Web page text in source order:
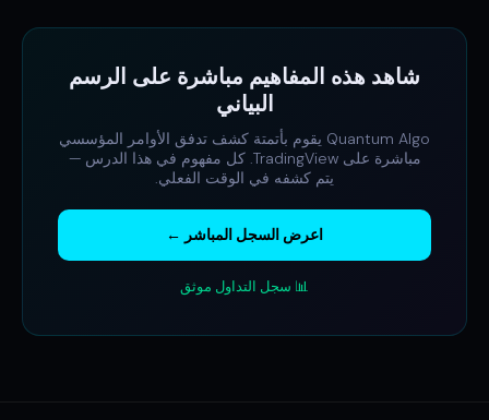
شاهد هذه المفاهيم مباشرة على الرسم
البياني
Quantum Algo يقوم بأتمتة كشف تدفق الأوامر المؤسسي
مباشرة على TradingView. كل مفهوم في هذا الدرس —
يتم كشفه في الوقت الفعلي.
اعرض السجل المباشر ←
📊 سجل التداول موثق